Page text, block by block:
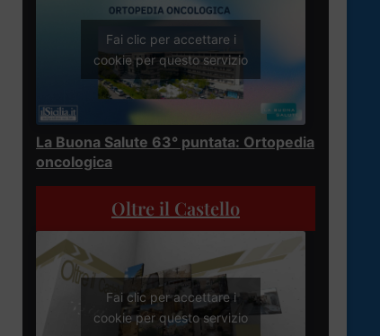
Fai clic per accettare i
cookie per questo servizio
La Buona Salute 63° puntata: Ortopedia
oncologica
Oltre il Castello
Fai clic per accettare i
cookie per questo servizio